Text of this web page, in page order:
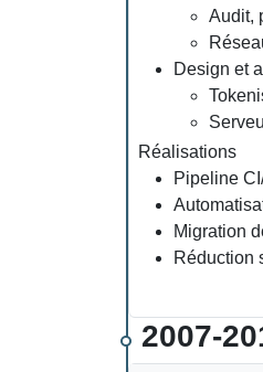
Audit,
Design et
Réalisations
Pipeline
Migration
Réduction
2007-